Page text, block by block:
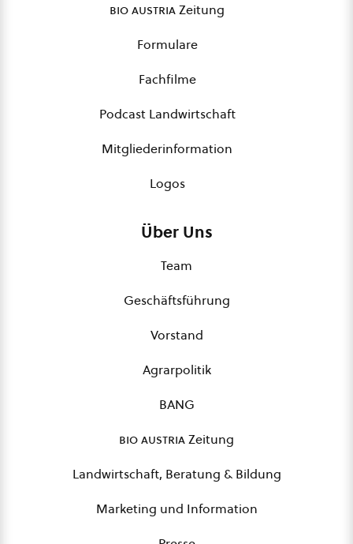
bio austriaZeitung
Formulare
Fachfilme
Podcast Landwirtschaft
Mitgliederinformation
Logos
Über Uns
Team
Geschäftsführung
Vorstand
Agrarpolitik
BANG
bio austriaZeitung
Landwirtschaft, Beratung & Bildung
Marketing und Information